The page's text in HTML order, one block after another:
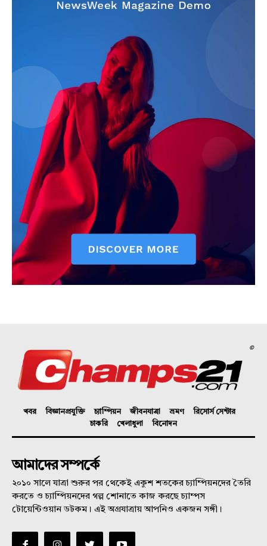
©
খবর বিজ্ঞানপ্রযুক্তি চ্যাম্পিয়ন জীবনযাত্রা ভ্রমণ
রিসোর্স সেন্টার
চাকরি
খেলাধুলা বিনোদন
আমাদের সম্পর্কে
২০১০ সালে যাত্রা শুরুর পর থেকেই একুশ শতকের চ্যাম্পিয়নদের তৈরি
করতে ও চ্যাম্পিয়নদের গল্প শোনাতে কাজ করছে চ্যাম্পস
টোয়েন্টিওয়ান ডটকম। এই অগ্রযাত্রায় আপনিও একজন সঙ্গী।